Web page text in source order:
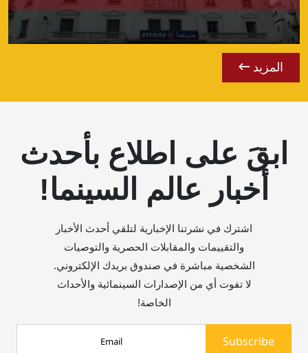
المزيد
ابقَ على اطلاع بأحدث
أخبار عالم السينما!
اشترك في نشرتنا الإخبارية لتلقي أحدث الأخبار
والتقييمات والمقابلات الحصرية والتوصيات
الشخصية مباشرة في صندوق بريدك الإلكتروني.
لا تفوت أي من الإصدارات السينمائية والأحداث
الخاصة!